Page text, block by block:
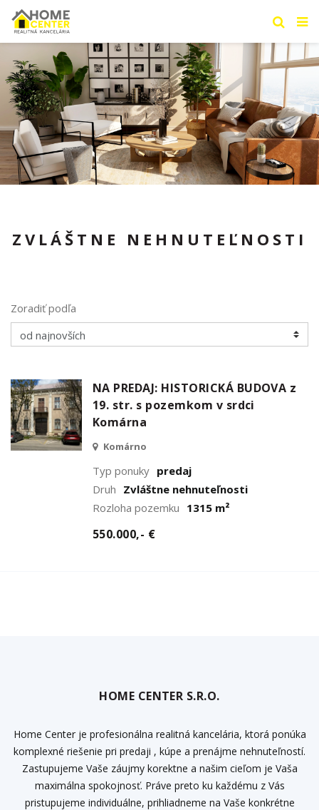
ZVLÁŠTNE NEHNUTEĽNOSTI
Zoradiť podľa
NA PREDAJ: HISTORICKÁ BUDOVA z
19. str. s pozemkom v srdci
Komárna
Komárno
Typ ponuky predaj
Druh Zvláštne nehnuteľnosti
Rozloha pozemku 1315 m²
550.000,- €
HOME CENTER S.R.O.
Home Center je profesionálna realitná kancelária, ktorá ponúka
komplexné riešenie pri predaji , kúpe a prenájme nehnuteľností.
Zastupujeme Vaše záujmy korektne a našim cieľom je Vaša
maximálna spokojnosť. Práve preto ku každému z Vás
pristupujeme individuálne, prihliadneme na Vaše konkrétne